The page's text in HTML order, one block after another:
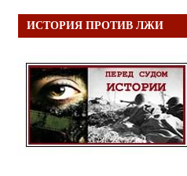
ИСТОРИЯ ПРОТИВ ЛЖИ